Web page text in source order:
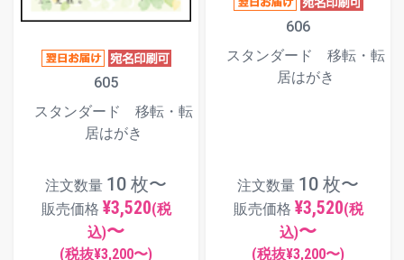
605
スタンダード 移転・転
居はがき
注文数量 10 枚〜
販売価格 ¥3,520(税
込)〜
(税抜¥3,200〜)
606
スタンダード 移転・転
居はがき
注文数量 10 枚〜
販売価格 ¥3,520(税
込)〜
(税抜¥3,200〜)